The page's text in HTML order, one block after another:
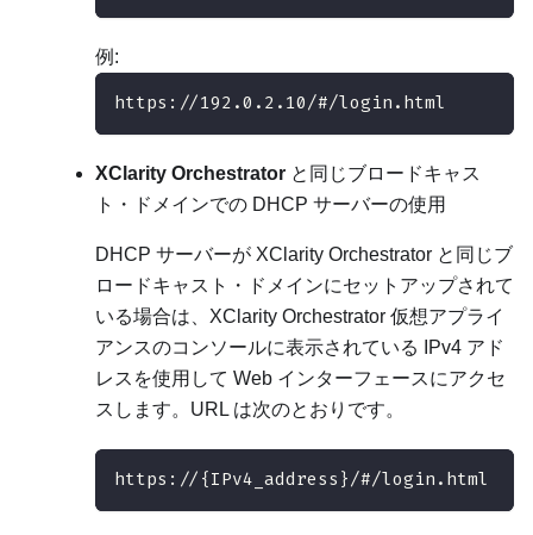
例:
https://192.0.2.10/#/login.html
XClarity Orchestrator と同じブロードキャス
ト・ドメインでの DHCP サーバーの使用
DHCP サーバーが XClarity Orchestrator と同じブ
ロードキャスト・ドメインにセットアップされて
いる場合は、 XClarity Orchestrator 仮想アプライ
アンスのコンソールに表示されている IPv4 アド
レスを使用して Web インターフェースにアクセ
スします。URL は次のとおりです。
https://{IPv4_address}/#/login.html